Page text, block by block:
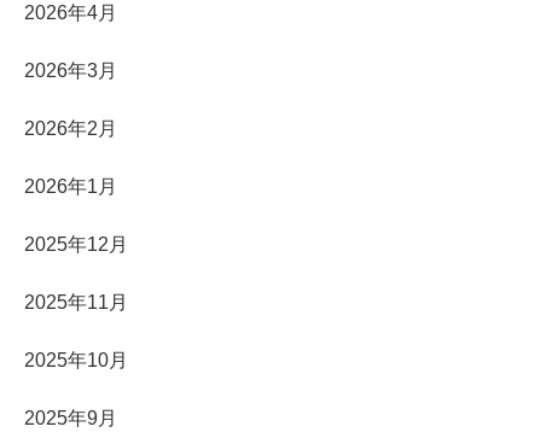
2026年4月
2026年3月
2026年2月
2026年1月
2025年12月
2025年11月
2025年10月
2025年9月